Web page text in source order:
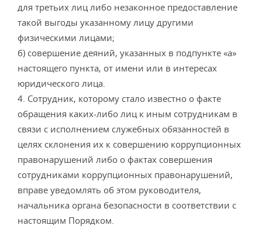
для третьих лиц либо незаконное предоставление
такой выгоды указанному лицу другими
физическими лицами;
б) совершение деяний, указанных в подпункте «а»
настоящего пункта, от имени или в интересах
юридического лица.
4. Сотрудник, которому стало известно о факте
обращения каких-либо лиц к иным сотрудникам в
связи с исполнением служебных обязанностей в
целях склонения их к совершению коррупционных
правонарушений либо о фактах совершения
сотрудниками коррупционных правонарушений,
вправе уведомлять об этом руководителя,
начальника органа безопасности в соответствии с
настоящим Порядком.